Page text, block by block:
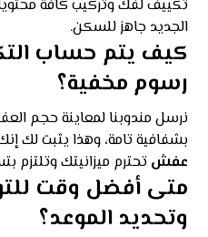
تكييف لفك وتركيب كافة
الجديد جاهز للسكن.
كيف يتم حساب
رسوم مخفية؟
نرسل مندوبنا لمعاينة حجم
بشفافية تامة، وهذا يثبت لك
عفش تحترم ميزانيتك وتلتزم
متى أفضل وقت
وتحديد الموعد؟